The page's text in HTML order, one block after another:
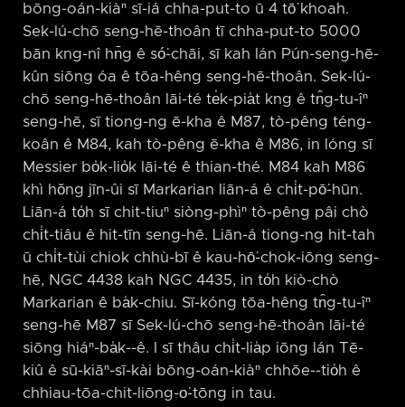
bōng-oán-kiàⁿ sī-iá chha-put-to ū 4 tō͘ khoah.
Sek-lú-chō seng-hē-thoân tī chha-put-to 5000
bān kng-nî hn̄g ê só͘-chāi, sī kah lán Pún-seng-hē-
kûn siōng óa ê tōa-hêng seng-hē-thoân. Sek-lú-
chō seng-hē-thoân lāi-té te̍k-pia̍t kng ê tn̂g-tu-îⁿ
seng-hē, sī tiong-ng ē-kha ê M87, tò-pêng téng-
koân ê M84, kah tò-pêng ē-kha ê M86, in lóng sī
Messier bo̍k-lio̍k lāi-té ê thian-thé. M84 kah M86
khì hŏng jīn-ûi sī Markarian liān-á ê chi̍t-pō͘-hūn.
Liān-á to̍h sī chit-tiuⁿ siòng-phìⁿ tò-pêng pâi chò
chi̍t-tiâu ê hit-tīn seng-hē. Liān-á tiong-ng hit-tah
ū chi̍t-tùi chiok chhù-bī ê kau-hō͘-chok-iōng seng-
hē, NGC 4438 kah NGC 4435, in to̍h kiò-chò
Markarian ê ba̍k-chiu. Sī-kóng tōa-hêng tn̂g-tu-îⁿ
seng-hē M87 sī Sek-lú-chō seng-hē-thoân lāi-té
siōng hiáⁿ-ba̍k-⁠-ê. I sī thâu chi̍t-lia̍p iōng lán Tē-
kiû ê sū-kiāⁿ-sī-kài bōng-oán-kiàⁿ chhōe-⁠-tio̍h ê
chhiau-tōa-chit-liōng-o͘-tōng in tau.